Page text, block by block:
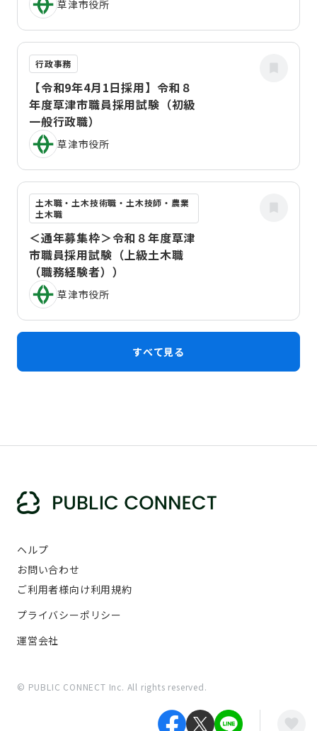
草津市役所
行政事務
【令和9年4月1日採用】令和８
年度草津市職員採用試験（初級
一般行政職）
草津市役所
土木職・土木技術職・土木技師・農業
土木職
＜通年募集枠＞令和８年度草津
市職員採用試験（上級土木職
（職務経験者））
草津市役所
すべて見る
ヘルプ
お問い合わせ
ご利用者様向け利用規約
プライバシーポリシー
運営会社
© PUBLIC CONNECT Inc. All rights reserved.